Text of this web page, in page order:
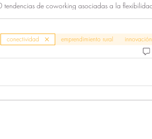
conectividad emprendimiento rural
innovación